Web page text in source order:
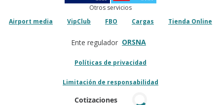
Otros servicios
Airport media
VipClub FBO Cargas Tienda Online
Ente regulador ORSNA
Políticas de privacidad
Limitación de responsabilidad
Cotizaciones